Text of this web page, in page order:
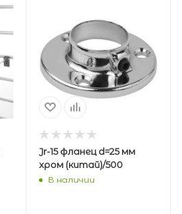
Jr-15 фланец d=25 мм
хром (китай)/500
В наличии